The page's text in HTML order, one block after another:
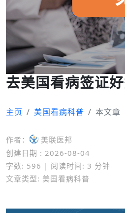
去美国看病签证
主页 美国看病科普 本文章
作者：
美联医邦
创建日期 : 2026-08-04
字数: 596 | 阅读时间: 3 分钟
文章类型: 美国看病科普